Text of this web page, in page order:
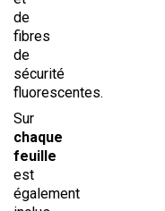
de
fibres
de
sécurité
fluorescentes.
Sur
chaque
feuille
est
également